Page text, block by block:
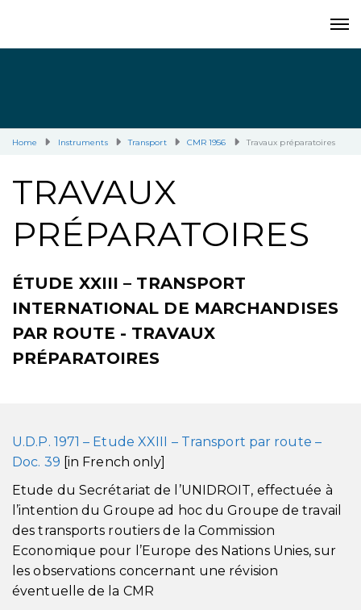
Home Instruments Transport CMR 1956 Travaux préparatoires
TRAVAUX
PRÉPARATOIRES
ÉTUDE XXIII – TRANSPORT
INTERNATIONAL DE MARCHANDISES
PAR ROUTE - TRAVAUX
PRÉPARATOIRES
U.D.P. 1971 – Etude XXIII – Transport par route –
Doc. 39 [in French only]
Etude du Secrétariat de l’UNIDROIT, effectuée à
l’intention du Groupe ad hoc du Groupe de travail
des transports routiers de la Commission
Economique pour l’Europe des Nations Unies, sur
les observations concernant une révision
éventuelle de la CMR